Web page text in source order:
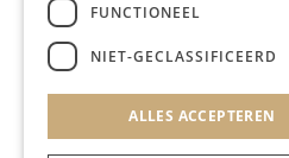
Een week op
bekende
FUNCTIONEEL
NIET-GECLASSIFICEERD
ALLES ACCEPTEREN